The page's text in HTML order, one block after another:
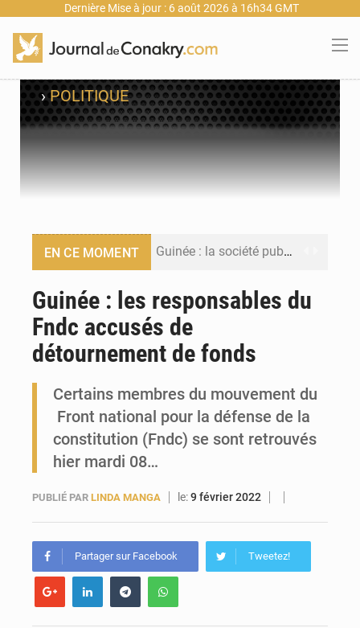
Dernière Mise à jour : 6 août 2026 à 16h34 GMT
›POLITIQUE
EN CE MOMENT Guinée : la société publique Nimba Mining Company signe sa première convention minière
Forces Vives en Guinée : la coalition critique la gestion de Mamadi Doumbouya
Guinée : les responsables du
Fndc accusés de
détournement de fonds
Certains membres du mouvement du
Front national pour la défense de la
constitution (Fndc) se sont retrouvés
hier mardi 08…
PUBLIÉ PAR LINDA MANGA le:9 février 2022
Partager sur Facebook Tweetez!